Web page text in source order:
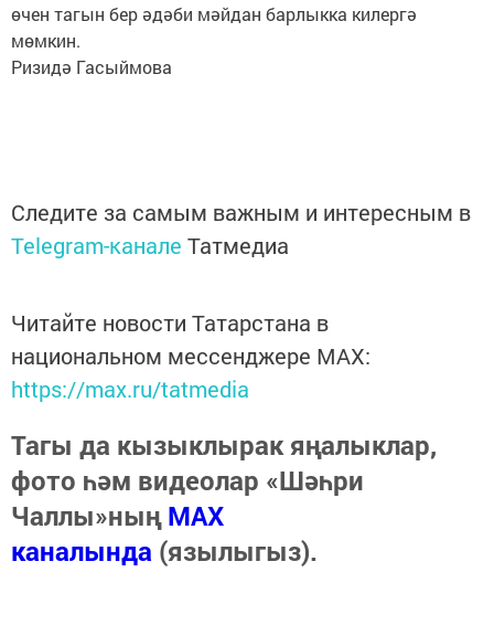
өчен тагын бер әдәби мәйдан барлыкка килергә
мөмкин.
Ризидә Гасыймова
Следите за самым важным и интересным в
Telegram-канале Татмедиа
Читайте новости Татарстана в
национальном мессенджере MАХ:
https://max.ru/tatmedia
Тагы да кызыклырак яңалыклар,
фото һәм видеолар «Шәһри
Чаллы»ныңMAX
каналында (язылыгыз).